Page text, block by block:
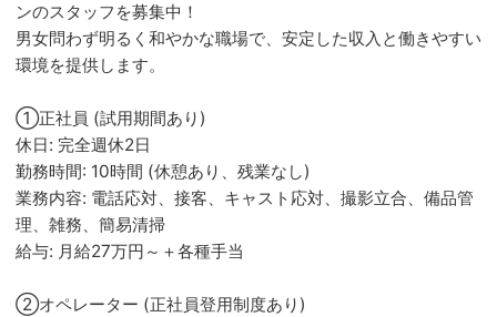
ンのスタッフを募集中！
男女問わず明るく和やかな職場で、安定した収入と働きやすい
環境を提供します。
①正社員 (試用期間あり)
休日: 完全週休2日
勤務時間: 10時間 (休憩あり、残業なし)
業務内容: 電話応対、接客、キャスト応対、撮影立合、備品管
理、雑務、簡易清掃
給与: 月給27万円～＋各種手当
②オペレーター (正社員登用制度あり)